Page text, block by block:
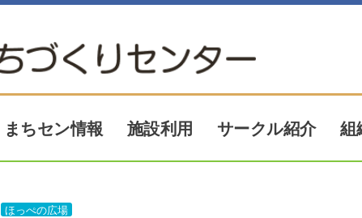
まちセン情報 施設利用 サークル紹介 組
ほっぺの広場